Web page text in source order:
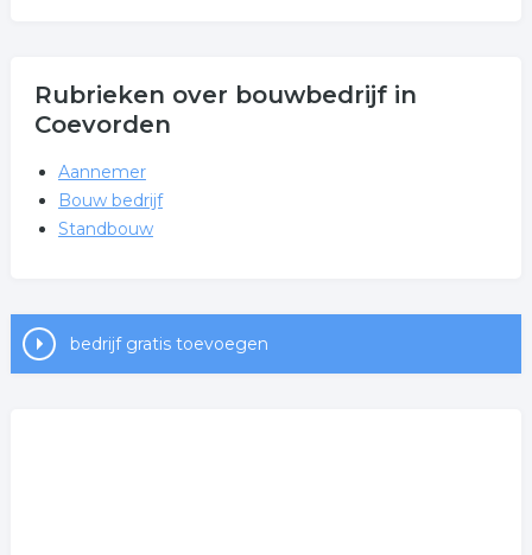
Rubrieken over bouwbedrijf in
Coevorden
Aannemer
Bouw bedrijf
Standbouw
bedrijf gratis toevoegen